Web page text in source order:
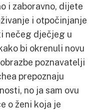
i zaboravno, dijete
i otpočinjanje
nečeg dječjeg u
bi okrenuli novu
poznavatelji
prepoznaju
no ja sam ovu
o ženi koja je